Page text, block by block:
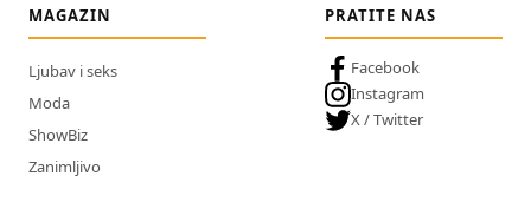
MAGAZIN
Ljubav i seks
Moda
ShowBiz
Zanimljivo
PRATITE NAS
Facebook
Instagram
X / Twitter